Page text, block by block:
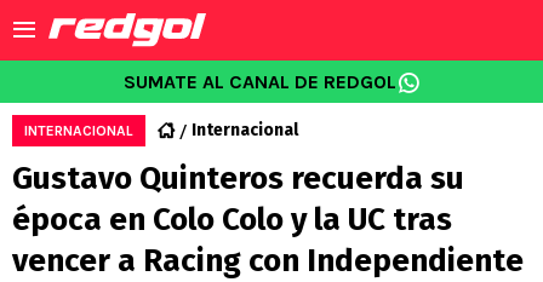
SUMATE AL CANAL DE REDGOL
INTERNACIONAL Internacional
Gustavo Quinteros recuerda su
época en Colo Colo y la UC tras
vencer a Racing con Independiente